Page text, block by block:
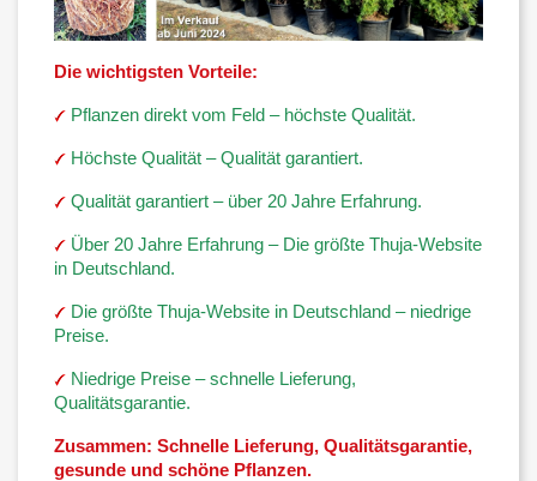
Die wichtigsten Vorteile:
Pflanzen direkt vom Feld – höchste Qualität.
Höchste Qualität – Qualität garantiert.
Qualität garantiert – über 20 Jahre Erfahrung.
Über 20 Jahre Erfahrung – Die größte Thuja-Website
in Deutschland.
Die größte Thuja-Website in Deutschland – niedrige
Preise.
Niedrige Preise – schnelle Lieferung,
Qualitätsgarantie.
Zusammen: Schnelle Lieferung, Qualitätsgarantie,
gesunde und schöne Pflanzen.